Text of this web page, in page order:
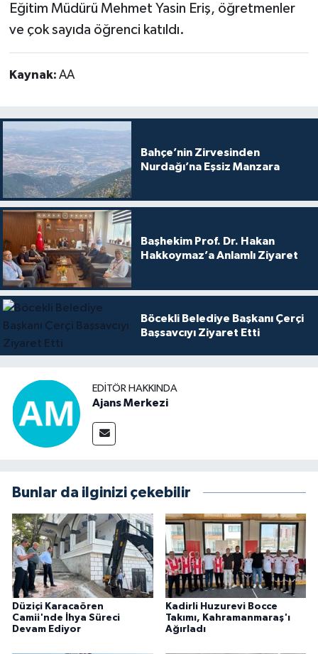
Eğitim Müdürü Mehmet Yasin Eriş, öğretmenler
ve çok sayıda öğrenci katıldı.
Kaynak: AA
Bahçe’nin Zirvesinden
Nurdağı’na Eşsiz Manzara
Başhekim Prof. Dr. Hakan
Hakkoymaz’a Anlamlı Ziyaret
Böcekli Belediye Başkanı Çerçi
Başsavcıyı Ziyaret Etti
EDITÖR HAKKINDA
Ajans Merkezi
Bunlar da ilginizi çekebilir
Düziçi Karacaören
Camii'nde İhya Süreci
Devam Ediyor
Kadirli Huzurevi Bocce
Takımı, Kahramanmaraş'ı
Ağırladı